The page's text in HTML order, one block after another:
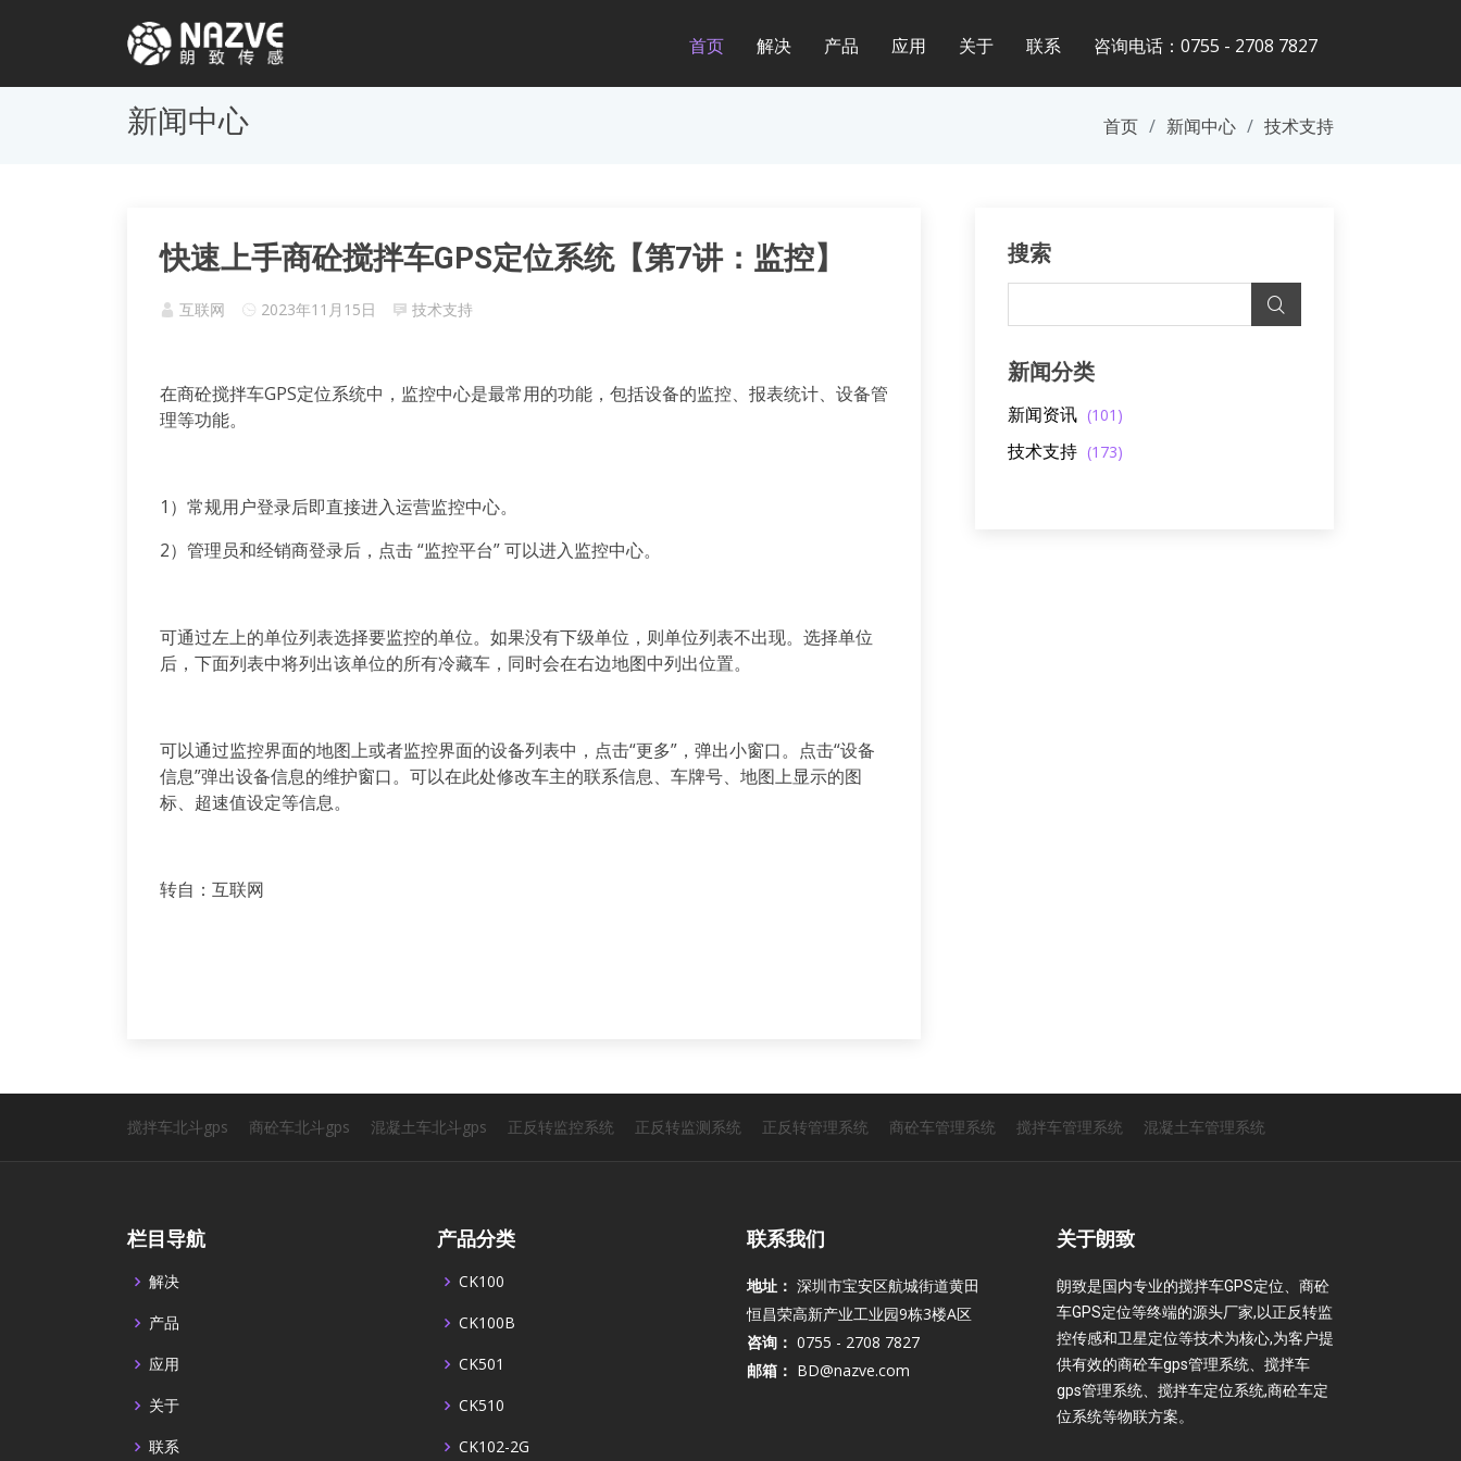
首页 解决 产品 应用 关于 联系 咨询电话：0755 - 2708 7827
新闻中心 首页 新闻中心 技术支持
快速上手商砼搅拌车GPS定位系统【第7讲：监控】
互联网 2023年11月15日 技术支持
在商砼搅拌车GPS定位系统中，监控中心是最常用的功能，包括设备的监控、报表统计、设备管
理等功能。
1）常规用户登录后即直接进入运营监控中心。
2）管理员和经销商登录后，点击 “监控平台” 可以进入监控中心。
可通过左上的单位列表选择要监控的单位。如果没有下级单位，则单位列表不出现。选择单位
后，下面列表中将列出该单位的所有冷藏车，同时会在右边地图中列出位置。
可以通过监控界面的地图上或者监控界面的设备列表中，点击“更多”，弹出小窗口。点击“设备
信息”弹出设备信息的维护窗口。可以在此处修改车主的联系信息、车牌号、地图上显示的图
标、超速值设定等信息。
转自：互联网
搜索
新闻分类
新闻资讯 (101)
技术支持 (173)
搅拌车北斗gps 商砼车北斗gps 混凝土车北斗gps 正反转监控系统 正反转监测系统 正反转管理系统 商砼车管理系统 搅拌车管理系统 混凝土车管理系统
栏目导航
解决
产品
应用
关于
联系
产品分类
CK100
CK100B
CK501
CK510
CK102-2G
联系我们
地址： 深圳市宝安区航城街道黄田
恒昌荣高新产业工业园9栋3楼A区
咨询： 0755 - 2708 7827
邮箱： BD@nazve.com
关于朗致
朗致是国内专业的搅拌车GPS定位、商砼
车GPS定位等终端的源头厂家,以正反转监
控传感和卫星定位等技术为核心,为客户提
供有效的商砼车gps管理系统、搅拌车
gps管理系统、搅拌车定位系统,商砼车定
位系统等物联方案。